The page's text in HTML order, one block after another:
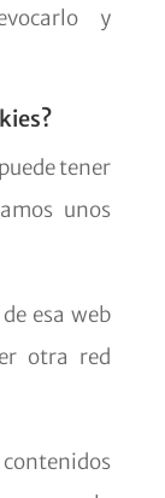
y
tener
unos
esa web
otra red
contenidos